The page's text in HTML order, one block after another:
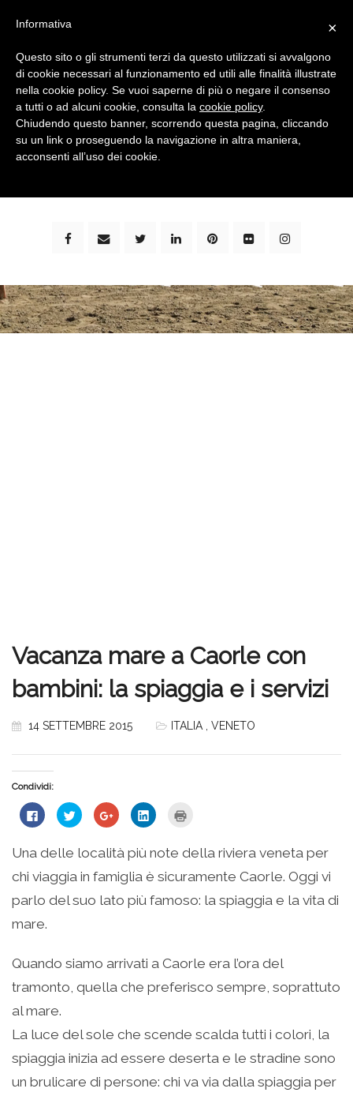
bimbi e viaggi - family travel blog: community #1 in
Vacanza mare a Caorle con
bambini: la spiaggia e i servizi
14 SETTEMBRE 2015 ITALIA VENETO
Condividi:
Fai
clic
su
Facebook
(Si
apre
una
nuova
Fai
clic
condividere
su
Twitter
(Si
in
una
Fai
clic
condividere
su
Google+
(Si
apre
in
una
Fai
clic
condividere
su
LinkedIn
(Si
in
una
stampare
(Si
in
nuova
finestra)
Una delle località più note della riviera veneta per
chi viaggia in famiglia è sicuramente Caorle. Oggi vi
parlo del suo lato più famoso: la spiaggia e la vita di
mare.
Quando siamo arrivati a Caorle era l’ora del
tramonto, quella che preferisco sempre, soprattuto
al mare.
La luce del sole che scende scalda tutti i colori, la
spiaggia inizia ad essere deserta e le stradine sono
un brulicare di persone: chi va via dalla spiaggia per
×
Informativa
Questo sito o gli strumenti terzi da questo utilizzati si avvalgono
di cookie necessari al funzionamento ed utili alle finalità illustrate
nella cookie policy. Se vuoi saperne di più o negare il consenso
a tutti o ad alcuni cookie, consulta la cookie policy.
Chiudendo questo banner, scorrendo questa pagina, cliccando
su un link o proseguendo la navigazione in altra maniera,
acconsenti all’uso dei cookie.